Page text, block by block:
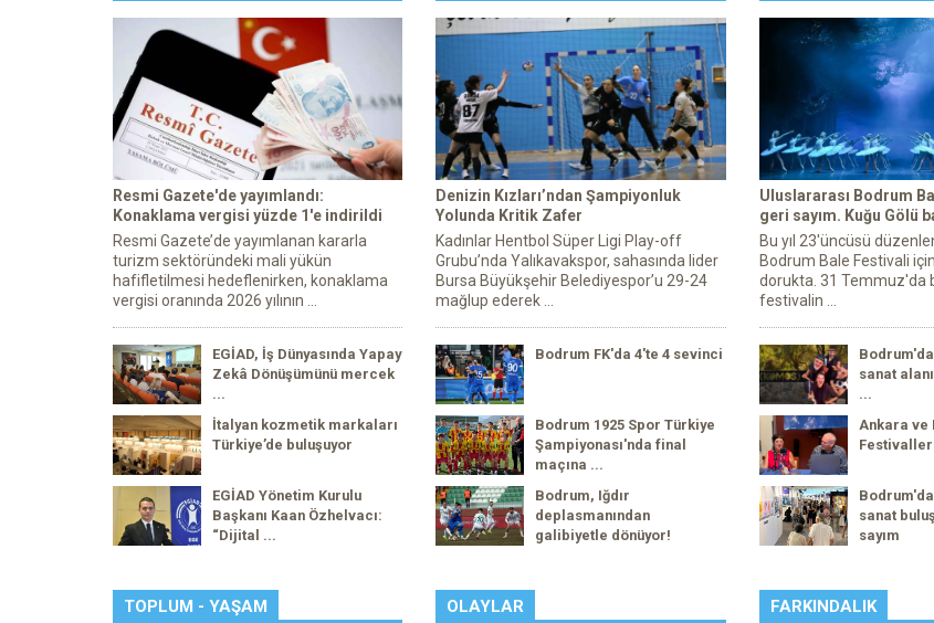
Resmi Gazete'de yayımlandı:
Konaklama vergisi yüzde 1'e indirildi
Resmi Gazete’de yayımlanan kararla
turizm sektöründeki mali yükün
hafifletilmesi hedeflenirken, konaklama
vergisi oranında 2026 yılının ...
EGİAD, İş Dünyasında Yapay
Zekâ Dönüşümünü mercek
...
İtalyan kozmetik markaları
Türkiye’de buluşuyor
EGİAD Yönetim Kurulu
Başkanı Kaan Özhelvacı:
“Dijital ...
Denizin Kızları’ndan Şampiyonluk
Yolunda Kritik Zafer
Kadınlar Hentbol Süper Ligi Play-off
Grubu’nda Yalıkavakspor, sahasında lider
Bursa Büyükşehir Belediyespor’u 29-24
mağlup ederek ...
Bodrum FK'da 4'te 4 sevinci
Bodrum 1925 Spor Türkiye
Şampiyonası'nda final
maçına ...
Bodrum, Iğdır
deplasmanından
galibiyetle dönüyor!
Uluslararası Bodrum
geri sayım. Kuğu Gölü
Bu yıl 23'üncüsü
Bodrum Bale Festivali
dorukta. 31 Temmuz'da
festivalin ...
Bodrum'da
sanat
...
Ankara ve
sanat
sayım
TOPLUM - YAŞAM OLAYLAR FARKINDALIK